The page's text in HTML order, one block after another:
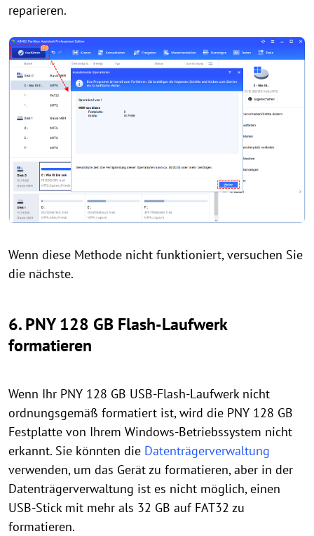
reparieren.
Wenn diese Methode nicht funktioniert, versuchen Sie
die nächste.
6. PNY 128 GB Flash-Laufwerk
formatieren
Wenn Ihr PNY 128 GB USB-Flash-Laufwerk nicht
ordnungsgemäß formatiert ist, wird die PNY 128 GB
Festplatte von Ihrem Windows-Betriebssystem nicht
erkannt. Sie könnten die Datenträgerverwaltung
verwenden, um das Gerät zu formatieren, aber in der
Datenträgerverwaltung ist es nicht möglich, einen
USB-Stick mit mehr als 32 GB auf FAT32 zu
formatieren.